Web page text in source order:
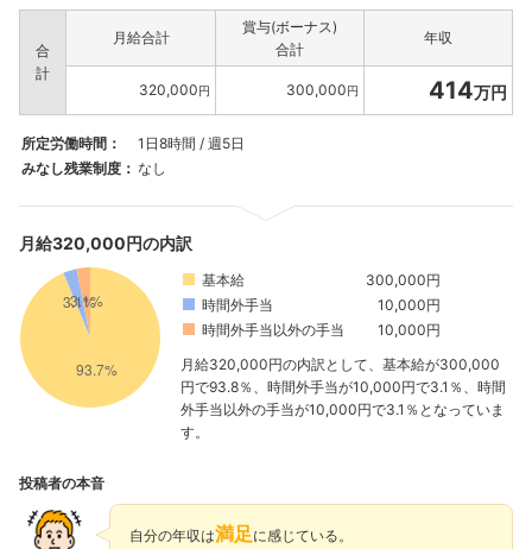
合
計
月給合計
賞与(ボーナス)
合計
年収
320,000円 300,000円 414万円
所定労働時間：
1日8時間 / 週5日
みなし残業制度： なし
月給320,000円の内訳
基本給
300,000円
時間外手当
10,000円
時間外手当以外の手当
10,000円
月給320,000円の内訳として、基本給が300,000
円で93.8％、時間外手当が10,000円で3.1％、時間
外手当以外の手当が10,000円で3.1％となっていま
す。
投稿者の本音
自分の年収は満足に感じている。